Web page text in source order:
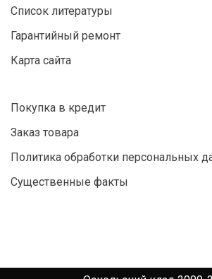
Список литературы
Гарантийный ремонт
Карта сайта
Покупка в кредит
Заказ товара
Политика обработки персональных
Существенные факты